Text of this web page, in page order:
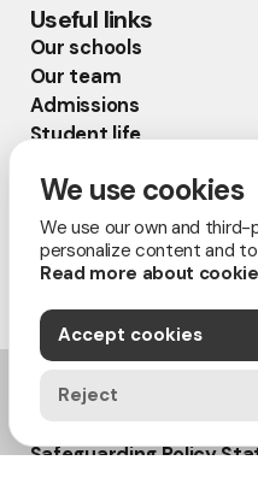
Useful links
Our schools
Our team
Admissions
Student life
Faculty and staff
Alumni
Copyright © •
Safeguarding Policy
We use cookies
We use our own and
personalize content and
Read more about
Accept cookies
Reject